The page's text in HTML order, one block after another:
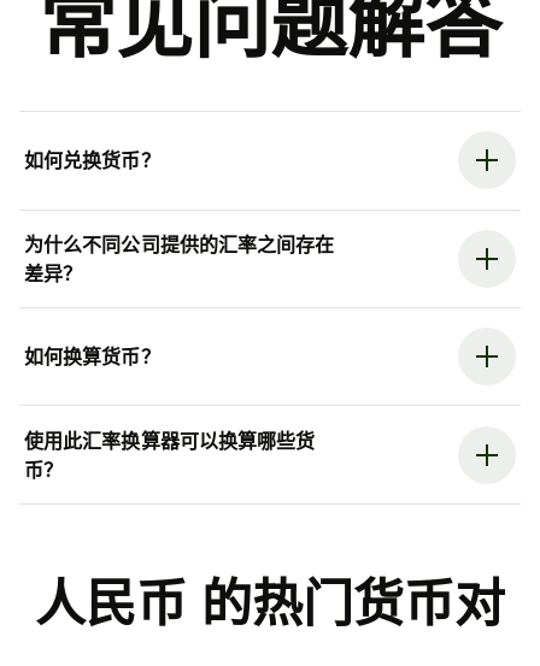
常见问题解答
如何兑换货币？
为什么不同公司提供的汇率之间存在
差异？
如何换算货币？
使用此汇率换算器可以换算哪些货
币？
人民币 的热门货币对